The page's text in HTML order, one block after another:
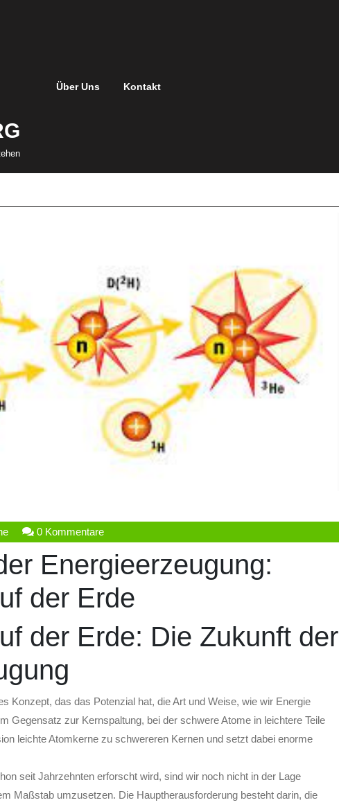
Über Uns Kontakt
ilk-
online
0 Kommentare
Energieerzeugung:
der Erde
der Erde: Die Zukunft der
Konzept, das das Potenzial hat, die Art und Weise, wie wir Energie
Gegensatz zur Kernspaltung, bei der schwere Atome in leichtere Teile
leichte Atomkerne zu schwereren Kernen und setzt dabei enorme
seit Jahrzehnten erforscht wird, sind wir noch nicht in der Lage
Maßstab umzusetzen. Die Hauptherausforderung besteht darin, die